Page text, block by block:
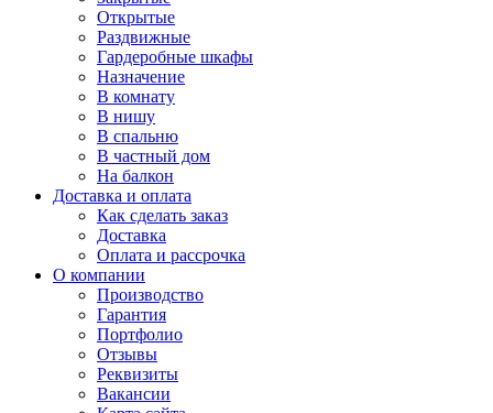
Открытые
Раздвижные
Гардеробные шкафы
Назначение
В комнату
В нишу
В спальню
В частный дом
На балкон
Доставка и оплата
Как сделать заказ
Доставка
Оплата и рассрочка
О компании
Производство
Гарантия
Портфолио
Отзывы
Реквизиты
Вакансии